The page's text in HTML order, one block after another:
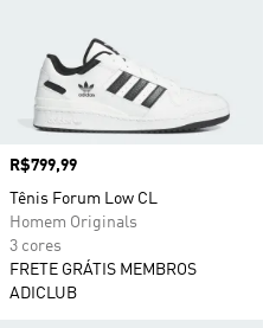
Preço
R$799,99
Tênis Forum Low CL
Homem Originals
3 cores
FRETE GRÁTIS MEMBROS
ADICLUB